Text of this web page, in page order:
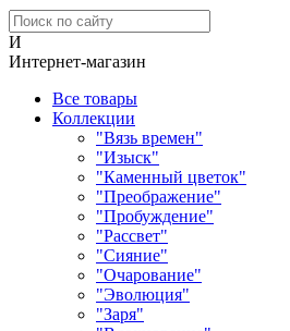
И
Интернет-магазин
Все товары
Коллекции
"Вязь времен"
"Изыск"
"Каменный цветок"
"Преображение"
"Пробуждение"
"Рассвет"
"Сияние"
"Очарование"
"Эволюция"
"Заря"